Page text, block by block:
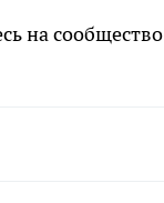
на сообщество